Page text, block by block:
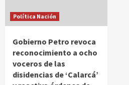
Política Nación
Gobierno Petro revoca
reconocimiento a ocho
voceros de las
disidencias de ‘Calarcá’